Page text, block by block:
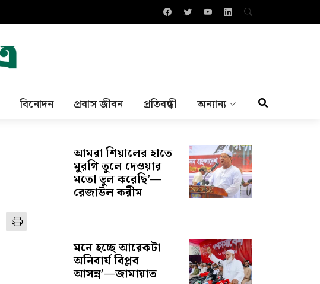
বিনোদন প্রবাস জীবন প্রতিবন্ধী অন্যান্য
আমরা শিয়ালের হাতে
মুরগি তুলে দেওয়ার
মতো ভুল করেছি’—
রেজাউল করীম
মনে হচ্ছে আরেকটা
অনিবার্য বিপ্লব
আসন্ন’—জামায়াত